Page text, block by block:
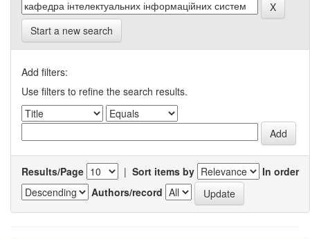
Start a new search
Add filters:
Use filters to refine the search results.
Results/Page | Sort items by
In order
Authors/record